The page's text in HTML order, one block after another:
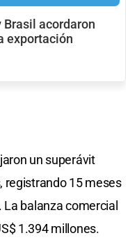
Brasil acordaron
exportación
un superávit
registrando 15 meses
balanza comercial
1.394 millones.